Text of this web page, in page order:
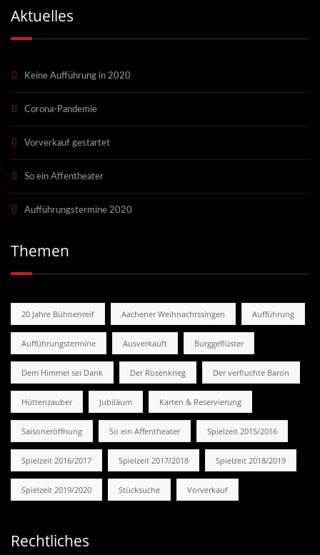
Aktuelles
Keine Aufführung in 2020
Corona-Pandemie
Vorverkauf gestartet
So ein Affentheater
Aufführungstermine 2020
Themen
20 Jahre Bühnenreif Aachener Weihnachtssingen Aufführung
Aufführungstermine Ausverkauft Burggeflüster
Dem Himmel sei Dank Der Rosenkrieg Der verfluchte Baron
Hüttenzauber Jubiläum Karten & Reservierung
Saisoneröffnung So ein Affentheater Spielzeit 2015/2016
Spielzeit 2016/2017 Spielzeit 2017/2018 Spielzeit 2018/2019
Spielzeit 2019/2020 Stücksuche Vorverkauf
Rechtliches